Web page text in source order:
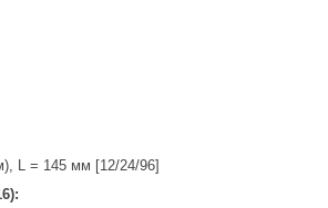
L = 145 мм [12/24/96]